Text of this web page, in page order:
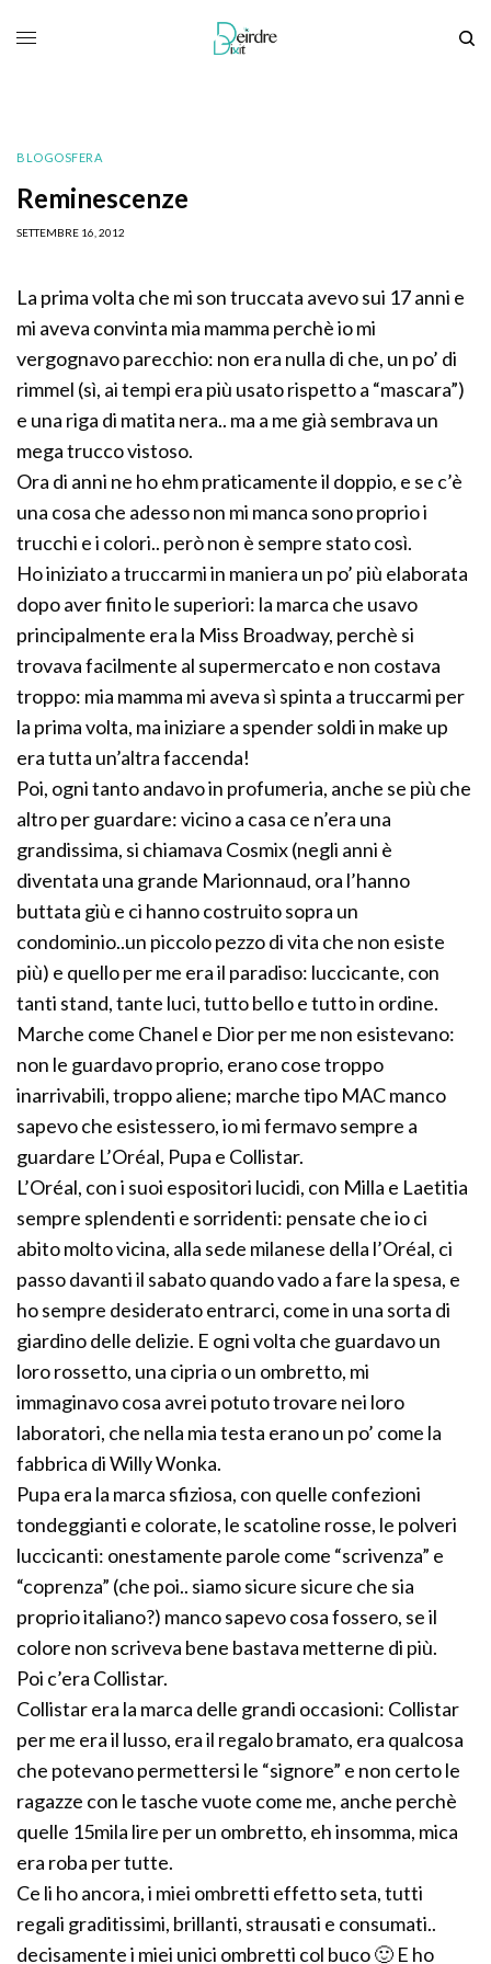
BLOGOSFERA
Reminescenze
SETTEMBRE 16, 2012
La prima volta che mi son truccata avevo sui 17 anni e
mi aveva convinta mia mamma perchè io mi
vergognavo parecchio: non era nulla di che, un po’ di
rimmel (sì, ai tempi era più usato rispetto a “mascara”)
e una riga di matita nera.. ma a me già sembrava un
mega trucco vistoso.
Ora di anni ne ho ehm praticamente il doppio, e se c’è
una cosa che adesso non mi manca sono proprio i
trucchi e i colori.. però non è sempre stato così.
Ho iniziato a truccarmi in maniera un po’ più elaborata
dopo aver finito le superiori: la marca che usavo
principalmente era la Miss Broadway, perchè si
trovava facilmente al supermercato e non costava
troppo: mia mamma mi aveva sì spinta a truccarmi per
la prima volta, ma iniziare a spender soldi in make up
era tutta un’altra faccenda!
Poi, ogni tanto andavo in profumeria, anche se più che
altro per guardare: vicino a casa ce n’era una
grandissima, si chiamava Cosmix (negli anni è
diventata una grande Marionnaud, ora l’hanno
buttata giù e ci hanno costruito sopra un
condominio..un piccolo pezzo di vita che non esiste
più) e quello per me era il paradiso: luccicante, con
tanti stand, tante luci, tutto bello e tutto in ordine.
Marche come Chanel e Dior per me non esistevano:
non le guardavo proprio, erano cose troppo
inarrivabili, troppo aliene; marche tipo MAC manco
sapevo che esistessero, io mi fermavo sempre a
guardare L’Oréal, Pupa e Collistar.
L’Oréal, con i suoi espositori lucidi, con Milla e Laetitia
sempre splendenti e sorridenti: pensate che io ci
abito molto vicina, alla sede milanese della l’Oréal, ci
passo davanti il sabato quando vado a fare la spesa, e
ho sempre desiderato entrarci, come in una sorta di
giardino delle delizie. E ogni volta che guardavo un
loro rossetto, una cipria o un ombretto, mi
immaginavo cosa avrei potuto trovare nei loro
laboratori, che nella mia testa erano un po’ come la
fabbrica di Willy Wonka.
Pupa era la marca sfiziosa, con quelle confezioni
tondeggianti e colorate, le scatoline rosse, le polveri
luccicanti: onestamente parole come “scrivenza” e
“coprenza” (che poi.. siamo sicure sicure che sia
proprio italiano?) manco sapevo cosa fossero, se il
colore non scriveva bene bastava metterne di più.
Poi c’era Collistar.
Collistar era la marca delle grandi occasioni: Collistar
per me era il lusso, era il regalo bramato, era qualcosa
che potevano permettersi le “signore” e non certo le
ragazze con le tasche vuote come me, anche perchè
quelle 15mila lire per un ombretto, eh insomma, mica
era roba per tutte.
Ce li ho ancora, i miei ombretti effetto seta, tutti
regali graditissimi, brillanti, strausati e consumati..
decisamente i miei unici ombretti col buco 🙂 E ho